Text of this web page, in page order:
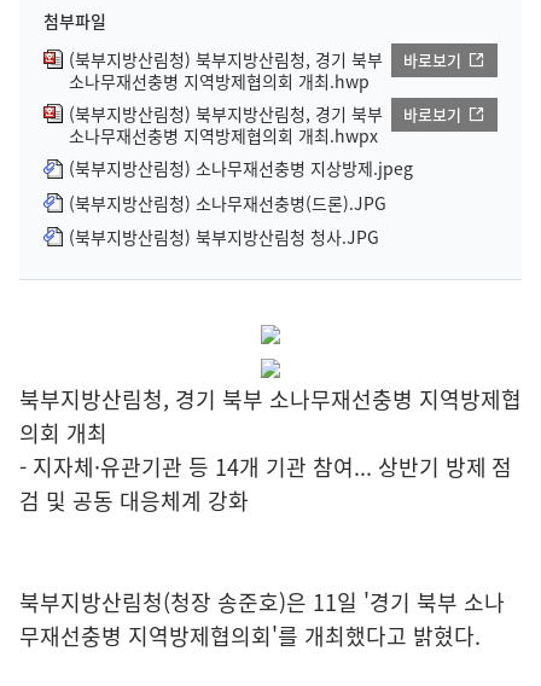
첨부파일
(북부지방산림청) 북부지방산림청, 경기 북부
소나무재선충병 지역방제협의회 개최.hwp
바로보기
(북부지방산림청) 북부지방산림청, 경기 북부
소나무재선충병 지역방제협의회 개최.hwpx
바로보기
(북부지방산림청) 소나무재선충병 지상방제.jpeg
(북부지방산림청) 소나무재선충병(드론).JPG
(북부지방산림청) 북부지방산림청 청사.JPG
북부지방산림청, 경기 북부 소나무재선충병 지역방제협
의회 개최
- 지자체·유관기관 등 14개 기관 참여... 상반기 방제 점
검 및 공동 대응체계 강화
북부지방산림청(청장 송준호)은 11일 '경기 북부 소나
무재선충병 지역방제협의회'를 개최했다고 밝혔다.